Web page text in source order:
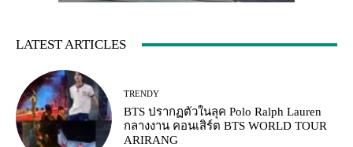
LATEST ARTICLES
TRENDY
BTS ปรากฏตัวในลุค Polo Ralph Lauren
กลางงาน คอนเสิร์ต BTS WORLD TOUR
ARIRANG